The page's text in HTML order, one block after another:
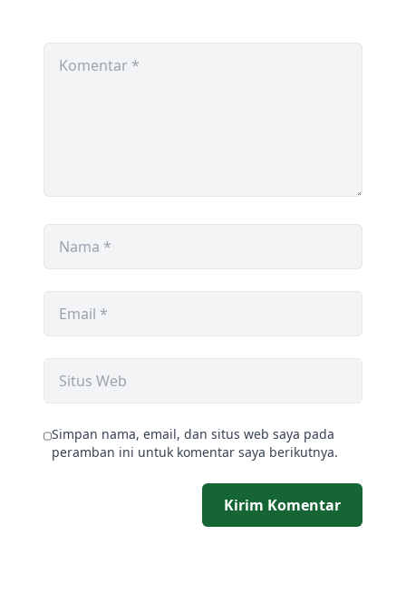
Simpan nama, email, dan situs web saya pada
peramban ini untuk komentar saya berikutnya.
Kirim Komentar